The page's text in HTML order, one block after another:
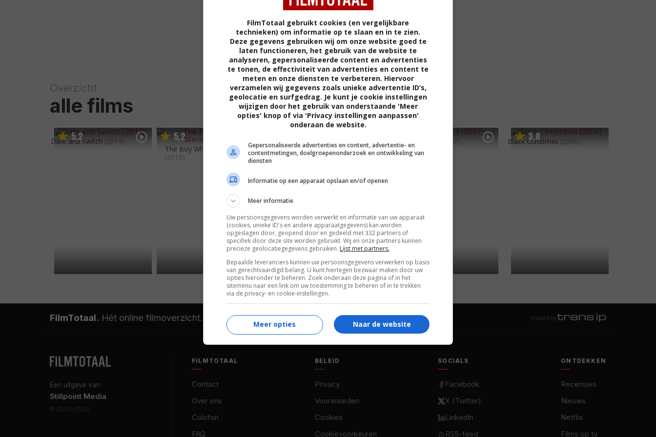
Overzicht
alle films
5,2
Date and Switch (2014) 5,2
The Boy Who Cried Werewolf
(2010)
16 Wishes (2010) The Sandlot 3 (2007) 3,8
Black Christmas (2006)
FilmTotaal. Hét online filmoverzicht. hosted by
Een uitgave van
Stillpoint Media
© 2000–2026
FILMTOTAAL
Contact
Over ons
Colofon
FAQ
BELEID
Privacy
Voorwaarden
Cookies
Cookievoorkeuren
SOCIALS
Facebook
X (Twitter)
LinkedIn
RSS-feed
ONTDEKKEN
Recensies
Nieuws
Netflix
Films op tv
FilmTotaal gebruikt cookies (en vergelijkbare
technieken) om informatie op te slaan en in te zien.
Deze gegevens gebruiken wij om onze website goed te
laten functioneren, het gebruik van de website te
analyseren, gepersonaliseerde content en advertenties
te tonen, de effectiviteit van advertenties en content te
meten en onze diensten te verbeteren. Hiervoor
verzamelen wij gegevens zoals unieke advertentie ID’s,
geolocatie en surfgedrag. Je kunt je cookie instellingen
wijzigen door het gebruik van onderstaande 'Meer
opties' knop of via 'Privacy instellingen aanpassen'
onderaan de website.
Gepersonaliseerde advertenties en content, advertentie- en
contentmetingen, doelgroepenonderzoek en ontwikkeling van
diensten
Informatie op een apparaat opslaan en/of openen
Meer informatie
Uw persoonsgegevens worden verwerkt en informatie van uw apparaat
(cookies, unieke ID's en andere apparaatgegevens) kan worden
opgeslagen door, geopend door en gedeeld met 332 partners of
specifiek door deze site worden gebruikt. Wij en onze partners kunnen
precieze geolocatiegegevens gebruiken. Lijst met partners.
Bepaalde leveranciers kunnen uw persoonsgegevens verwerken op basis
van gerechtvaardigd belang. U kunt hiertegen bezwaar maken door uw
opties hieronder te beheren. Zoek onderaan deze pagina of in het
sitemenu naar een link om uw toestemming te beheren of in te trekken
via de privacy- en cookie-instellingen.
Naar de website
Meer opties